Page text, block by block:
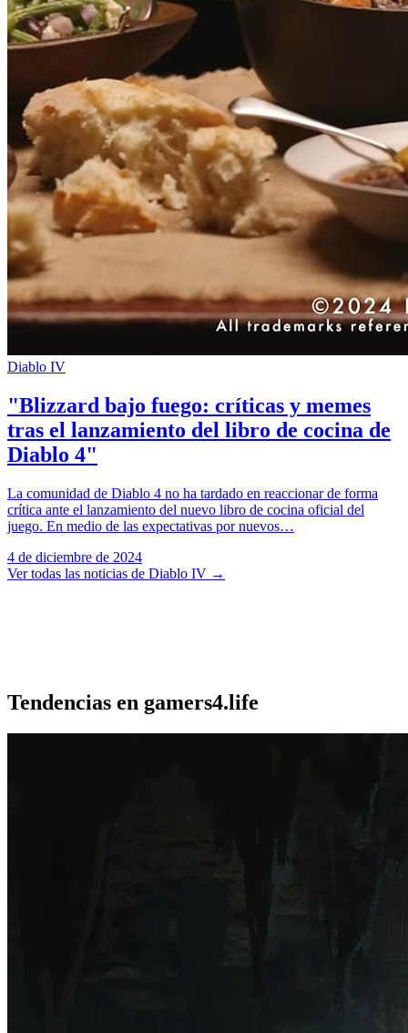
Diablo IV
"Blizzard bajo fuego: críticas y memes
tras el lanzamiento del libro de cocina de
Diablo 4"
La comunidad de Diablo 4 no ha tardado en reaccionar de forma
crítica ante el lanzamiento del nuevo libro de cocina oficial del
juego. En medio de las expectativas por nuevos…
4 de diciembre de 2024
Ver todas las noticias de Diablo IV →
Tendencias en gamers4.life